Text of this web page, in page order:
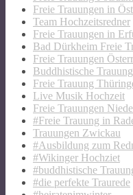
Freie Trauungen in
Team Hochzeitsredner
Freie Trauungen in
Bad Dürkheim Freie
Freie Trauungen
Buddhistische
Freie Trauung
Live Musik Hochzeit
Freie Trauungen
#Freie Trauung in
Trauungen Zwickau
#Ausbildung zum
#Wikinger Hochziet
#buddhistische
#die perfekte Traurede